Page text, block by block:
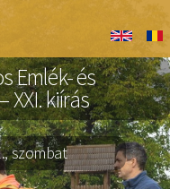
Gyalog
Emlék- és
XXI. kiírás
szombat